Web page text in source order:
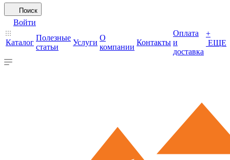
Поиск
Войти
Каталог
Полезные
статьи
Услуги
О
компании
Контакты
Оплата
и
доставка
+
ЕЩЕ